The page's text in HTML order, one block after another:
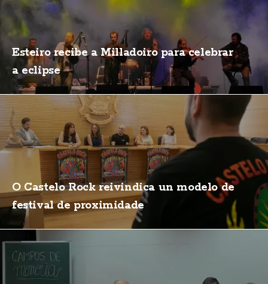
Esteiro recibe a Milladoiro para celebrar
a eclipse
O Castelo Rock reivindica un modelo de
festival de proximidade